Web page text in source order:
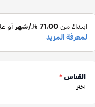
القياس*
اختر